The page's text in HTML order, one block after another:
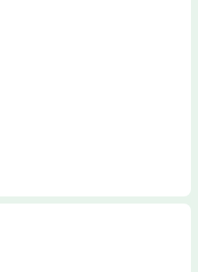
することに。そこで話をしている